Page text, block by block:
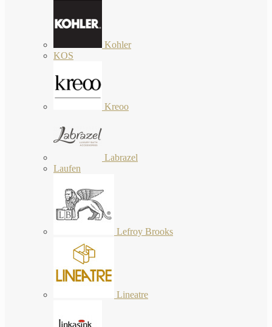
Kohler
KOS
Kreoo
Labrazel
Laufen
Lefroy Brooks
Lineatre